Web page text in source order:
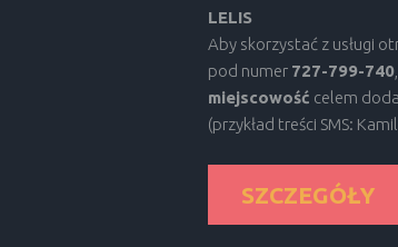
LELIS
Aby skorzystać z usługi
pod numer 727-799-740
miejscowość celem
(przykład treści SMS:
SZCZEGÓŁY